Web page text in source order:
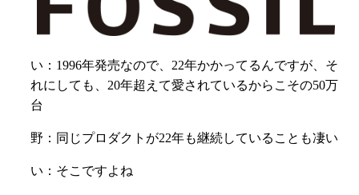
い：1996年発売なので、22年かかってるんですが、 そ
れにしても、20年超えて愛されているからこその50万
台
野：同じプロダクトが22年も継続していることも凄い
い：そこですよね